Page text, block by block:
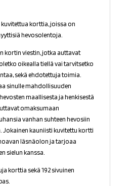
korttia, joissa on
hevosolentoja.
kortin viestin, jotka auttavat
oikealla tiellä vai tarvitsetko
sekä ehdotettuja toimia.
sinulle mahdollisuuden
maallisesta ja henkisestä
omaksumaan
vanhan suhteen hevosiin
Jokainen kauniisti kuvitettu kortti
läsnäolon ja tarjoaa
sielun kanssa.
korttia sekä 192 sivuinen